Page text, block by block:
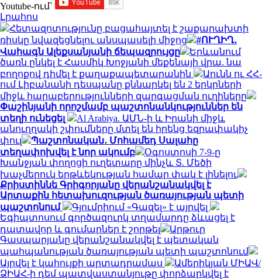
Youtube-ում`
Լրահոս
Հետազոտությունը բացահայտել է շաքարախտի
ռիսկը նվազեցնելու անսպասելի միջոց
#ՈՒՂԻՂ․
Վահագն Ալեքսանյանի ճեպազրույցը
Երևանում
ծառն ընկել է Հասմիկ Խոջյանի մեքենայի վրա. նա
բողոքով դիմել է քաղաքապետարանին
Աունն ու ՀՀ-
ում Լիբանանի դեսպանը քննարկել են 2 երկրների
միջև հարաբերությունների զարգացման ուղիները
Փաշինյանի որոշմամբ պաշտոնանկություններ են
տեղի ունեցել
Al Arabiya. ԱՄՆ-ի և Իրանի միջև
անուղղակի շփումները մտել են իրենց եզրափակիչ
փուլ
Պաշտոնական․ Մոհամեդ Սալահը
տեղափոխվել է նոր ակումբ
Օգոստոսի 7-9-ը
Խանջյան փողոցի ուղետարը մինչև Տ. Մեծի
խաչմերուկ երթևեկության համար փակ է լինելու
Քրիստիննե Գրիգորյանը վերանշանակվել է
Արտաքին հետախուզության ծառայության պետի
պաշտոնում
Գյումրիում «Գազել» է այրվել
Եգիպտոսում գործազուրկ տղամարդը ձևացել է
դատավոր և գումարներ է շորթել
Արթուր
Գասպարյանը վերանշանակվել է պետական
պահպանության ծառայության պետի պաշտոնում
Այրվել է կահույքի արտադրամաս
Ամերիկյան ՄԻԱՎ/
ՁԻԱՀ-ի դեմ պատվաստանյութը փորձարկվել է